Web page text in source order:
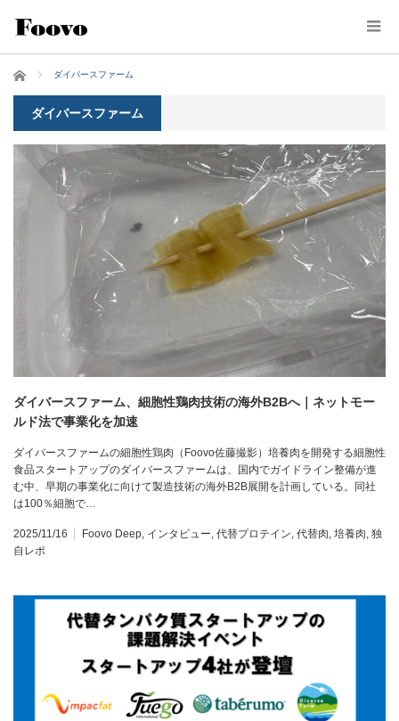
ホーム ダイバースファーム
ダイバースファーム
ダイバースファーム、細胞性鶏肉技術の海外B2Bへ｜ネットモー
ルド法で事業化を加速
ダイバースファームの細胞性鶏肉（Foovo佐藤撮影）培養肉を開発する細胞性
食品スタートアップのダイバースファームは、国内でガイドライン整備が進
む中、早期の事業化に向けて製造技術の海外B2B展開を計画している。同社
は100％細胞で…
2025/11/16 Foovo Deep, インタビュー, 代替プロテイン, 代替肉, 培養肉, 独
自レポ